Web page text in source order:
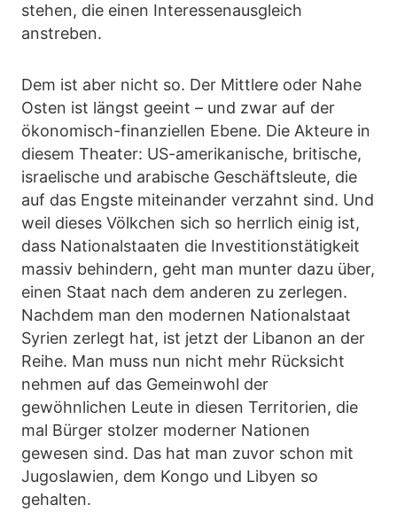
stehen, die einen Interessenausgleich
anstreben.
Dem ist aber nicht so. Der Mittlere oder Nahe
Osten ist längst geeint – und zwar auf der
ökonomisch-finanziellen Ebene. Die Akteure in
diesem Theater: US-amerikanische, britische,
israelische und arabische Geschäftsleute, die
auf das Engste miteinander verzahnt sind. Und
weil dieses Völkchen sich so herrlich einig ist,
dass Nationalstaaten die Investitionstätigkeit
massiv behindern, geht man munter dazu über,
einen Staat nach dem anderen zu zerlegen.
Nachdem man den modernen Nationalstaat
Syrien zerlegt hat, ist jetzt der Libanon an der
Reihe. Man muss nun nicht mehr Rücksicht
nehmen auf das Gemeinwohl der
gewöhnlichen Leute in diesen Territorien, die
mal Bürger stolzer moderner Nationen
gewesen sind. Das hat man zuvor schon mit
Jugoslawien, dem Kongo und Libyen so
gehalten.